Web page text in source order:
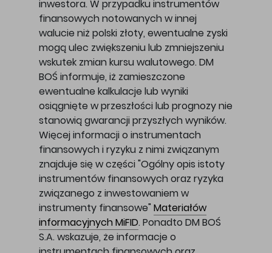
inwestora. W przypadku instrumentów
finansowych notowanych w innej
walucie niż polski złoty, ewentualne zyski
mogą ulec zwiększeniu lub zmniejszeniu
wskutek zmian kursu walutowego. DM
BOŚ informuje, iż zamieszczone
ewentualne kalkulacje lub wyniki
osiągnięte w przeszłości lub prognozy nie
stanowią gwarancji przyszłych wyników.
Więcej informacji o instrumentach
finansowych i ryzyku z nimi związanym
znajduje się w części "Ogólny opis istoty
instrumentów finansowych oraz ryzyka
związanego z inwestowaniem w
instrumenty finansowe" Materiałów
informacyjnych MiFID. Ponadto DM BOŚ
S.A. wskazuje, że informacje o